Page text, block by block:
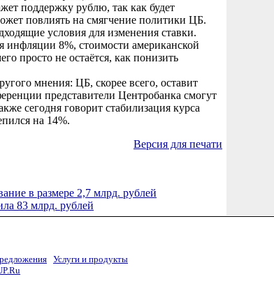
поддержку рублю, так как будет
повлиять на смягчение политики ЦБ.
условия для изменения ставки.
инфляции 8%, стоимости американской
просто не остаётся, как понизить
мнения: ЦБ, скорее всего, оставит
представители Центробанка смогут
сегодня говорит стабилизация курса
на 14%.
Версия для печати
в размере 2,7 млрд. рублей
83 млрд. рублей
Услуги и продукты